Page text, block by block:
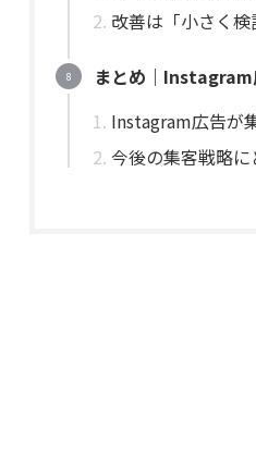
改善は「小さく
まとめ｜Instagram
Instagram広告が
今後の集客戦略に